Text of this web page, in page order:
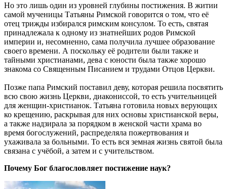
Но это лишь один из уровней глубины постижения. В житии
самой мученицы Татьяны Римской говорится о том, что её
отец трижды избирался римским консулом. То есть, святая
принадлежала к одному из знатнейших родов Римской
империи и, несомненно, сама получила лучшее образование
своего времени. А поскольку её родители были также и
тайными христианами, дева с юности была также хорошо
знакома со Священным Писанием и трудами Отцов Церкви.
Позже папа Римский поставил деву, которая решила посвятить
всю свою жизнь Церкви, диакониссой, то есть учительницей
для женщин-христианок. Татьяна готовила новых верующих
ко крещению, раскрывая для них основы христианской веры,
а также надзирала за порядком в женской части храма во
время богослужений, распределяла пожертвования и
ухаживала за больными. То есть вся земная жизнь святой была
связана с учёбой, а затем и с учительством.
Почему Бог благословляет постижение наук?